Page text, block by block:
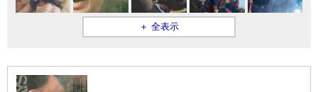
＋ 全表示